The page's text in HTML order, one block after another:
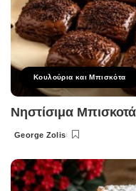
Κουλούρια και Μπισκότα
Νηστίσιμα
Posted
George Zolis